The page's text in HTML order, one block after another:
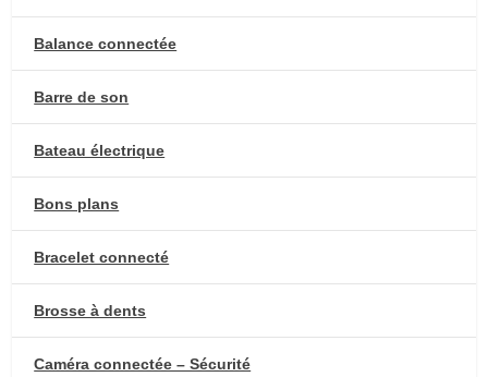
Balance connectée
Barre de son
Bateau électrique
Bons plans
Bracelet connecté
Brosse à dents
Caméra connectée – Sécurité